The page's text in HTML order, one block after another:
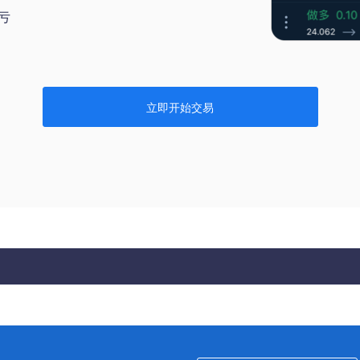
立即开始交易